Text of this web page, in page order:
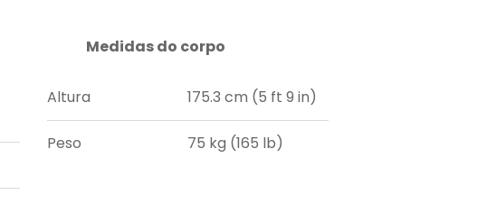
Medidas do corpo
Altura 175.3 cm (5 ft 9 in)
Peso 75 kg (165 lb)